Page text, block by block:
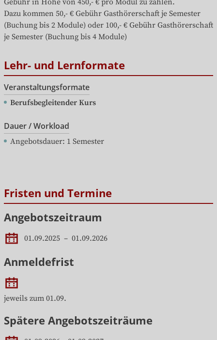
Dazu kommen 50,- € Gebühr Gasthörerschaft je Semester
(Buchung bis 2 Module) oder 100,- € Gebühr Gasthörerschaft
je Semester (Buchung bis 4 Module)
Lehr- und Lernformate
Veranstaltungsformate
Berufsbegleitender Kurs
Dauer / Workload
Angebotsdauer: 1 Semester
Fristen und Termine
Angebotszeitraum
01.09.2025 01.09.2026
Anmeldefrist
jeweils zum 01.09.
Spätere Angebotszeiträume
01.09.2026 01.09.2027